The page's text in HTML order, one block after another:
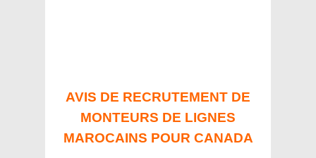
AVIS DE RECRUTEMENT DE
MONTEURS DE LIGNES
MAROCAINS POUR CANADA